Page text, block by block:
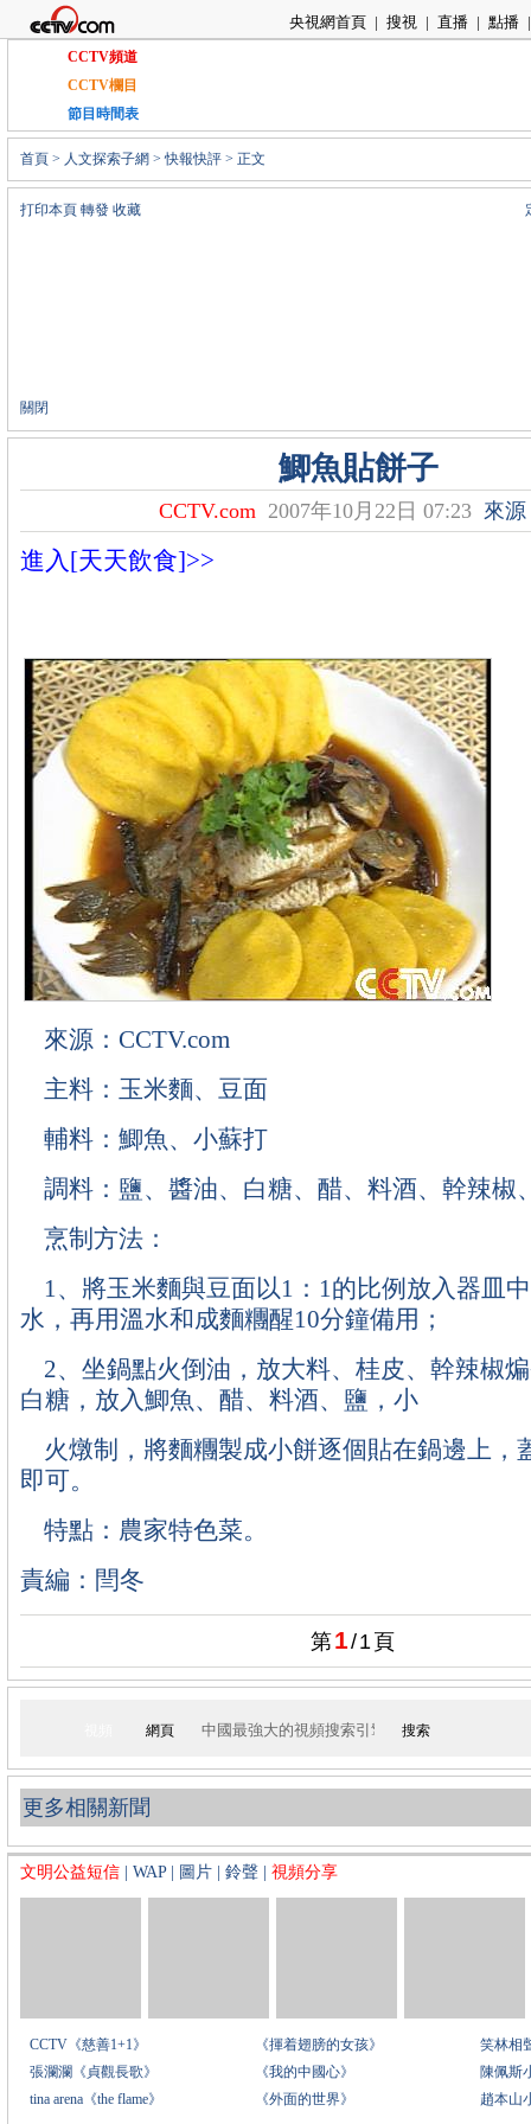
央視網首頁 | 搜視 | 直播 | 點播 |
CCTV頻道
CCTV欄目
節目時間表
首頁 > 人文探索子網 >快報快評 > 正文
打印本頁 轉發 收藏
關閉
鯽魚貼餅子
CCTV.com 2007年10月22日 07:23來
進入[天天飲食]>>
來源：CCTV.com
主料：玉米麵、豆面
輔料：鯽魚、小蘇打
調料：鹽、醬油、白糖、醋、料酒、幹辣椒
烹制方法：
1、將玉米麵與豆面以1：1的比例放入器皿
水，再用溫水和成麵糰醒10分鐘備用；
2、坐鍋點火倒油，放大料、桂皮、幹辣椒
白糖，放入鯽魚、醋、料酒、鹽，小
火燉制，將麵糰製成小餅逐個貼在鍋邊上，
即可。
特點：農家特色菜。
責編：閆冬
第1/1頁
網頁 搜索
更多相關新聞
文明公益短信 WAP| 圖片 鈴聲 視頻分享
CCTV《慈善1+1》
張瀾瀾《貞觀長歌》
tina arena《the flame》
《揮着翅膀的女孩》
《我的中國心》
《外面的世界》
笑林相
陳佩斯
趙本山